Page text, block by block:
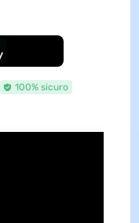
100% sicuro